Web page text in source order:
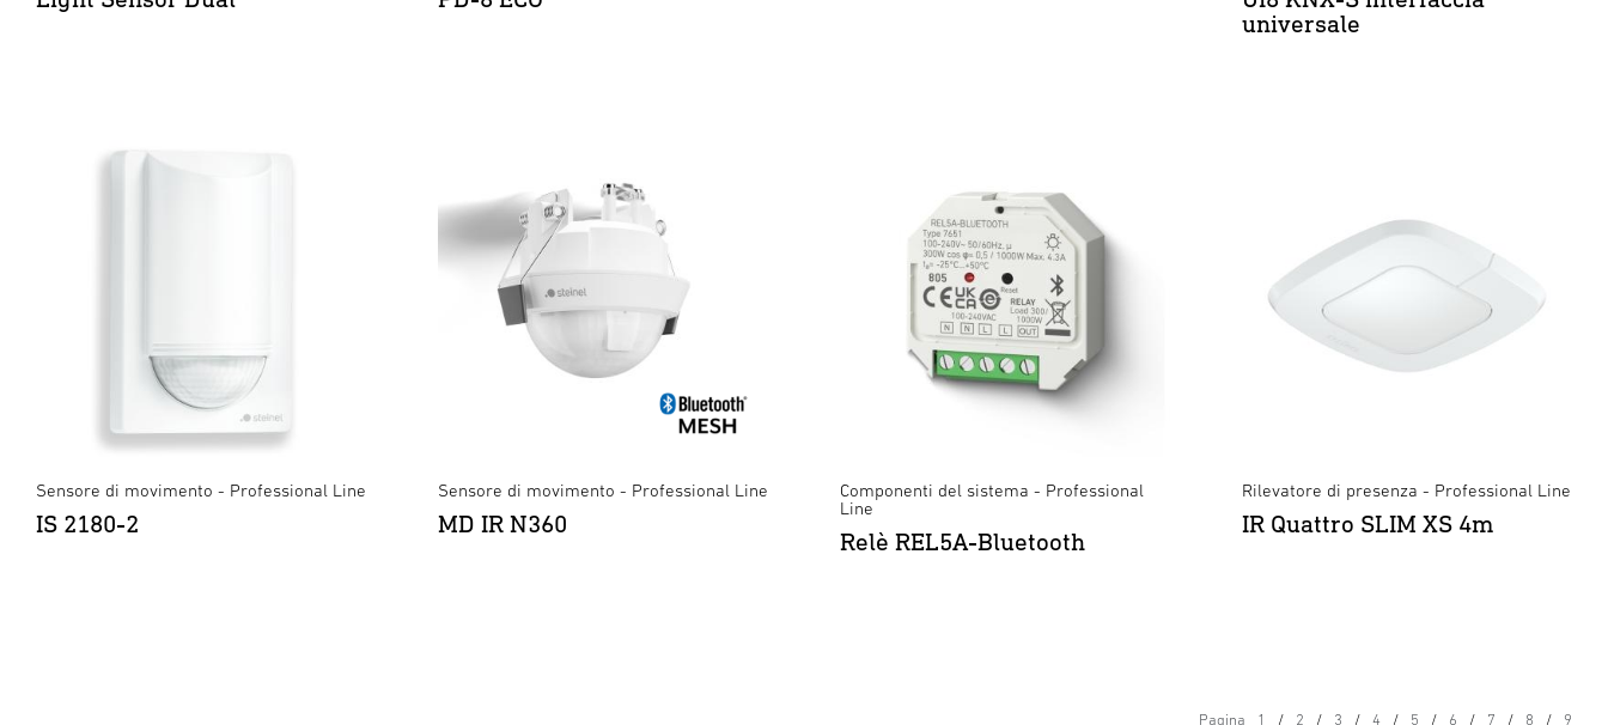
universale
Sensore di movimento - Professional Line
IS 2180-2
Sensore di movimento - Professional Line
MD IR N360
Componenti del sistema - Professional
Line
Relè REL5A-Bluetooth
Rilevatore di presenza - Professional Line
IR Quattro SLIM XS 4m
Pagina 1 2 3 4 5 6 7 8 9